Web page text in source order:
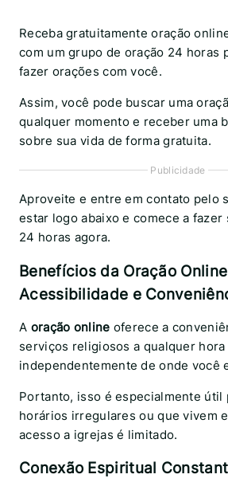
Receba gratuitamente oração
com um grupo de oração 24 horas
fazer orações com você.
Assim, você pode buscar uma
qualquer momento e receber uma
sobre sua vida de forma gratuita.
Publicidade
Aproveite e entre em contato pelo
estar logo abaixo e comece a fazer
24 horas agora.
Benefícios da Oração Online
Acessibilidade e
A oração online oferece a
serviços religiosos a qualquer
independentemente de onde você
Portanto, isso é especialmente útil
horários irregulares ou que vivem
acesso a igrejas é limitado.
Conexão Espiritual